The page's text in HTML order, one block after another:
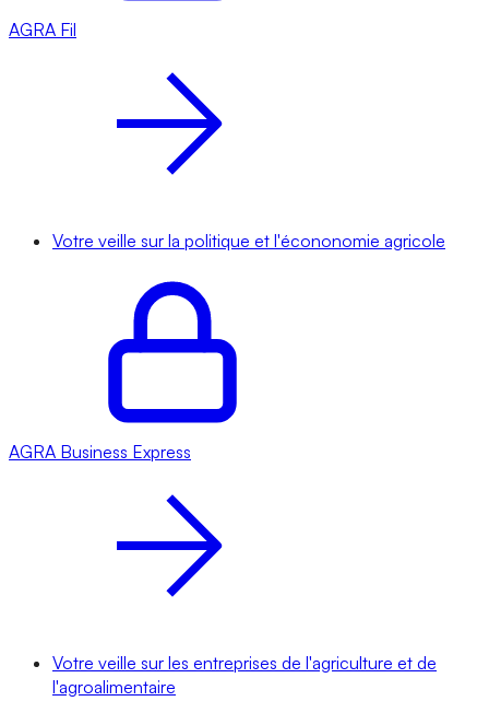
AGRA Fil
Votre veille sur la politique et l'écononomie agricole
AGRA Business Express
Votre veille sur les entreprises de l'agriculture et de
l'agroalimentaire